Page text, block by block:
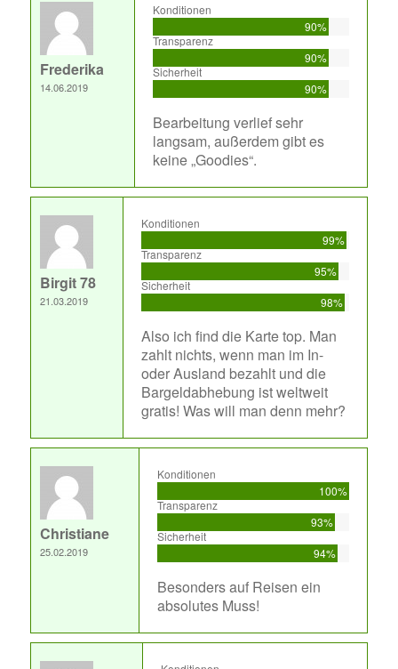
Frederika
14.06.2019
Konditionen
90%
Transparenz
90%
Sicherheit
90%
Bearbeitung verlief sehr
langsam, außerdem gibt es
keine „Goodies“.
Birgit 78
21.03.2019
Konditionen
99%
Transparenz
95%
Sicherheit
98%
Also ich find die Karte top. Man
zahlt nichts, wenn man im In-
oder Ausland bezahlt und die
Bargeldabhebung ist weltweit
gratis! Was will man denn mehr?
Christiane
25.02.2019
Konditionen
100%
Transparenz
93%
Sicherheit
94%
Besonders auf Reisen ein
absolutes Muss!